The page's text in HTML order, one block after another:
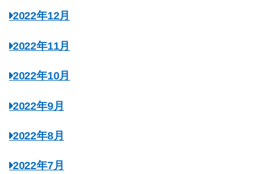
2022年12月
2022年11月
2022年10月
2022年9月
2022年8月
2022年7月